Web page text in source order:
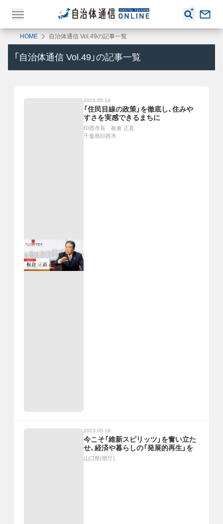
HOME 自治体通信 Vol.49の記事一覧
「 自治体通信 Vol.49 」の記事一覧
2023.05.19
「住民目線の政策」を徹底し、住みや
すさを実感できるまちに
印西市長 板倉 正直
千葉県印西市
2023.05.19
今こそ「維新スピリッツ」を奮い立た
せ、経済や暮らしの「発展的再生」を
山口県(県庁)